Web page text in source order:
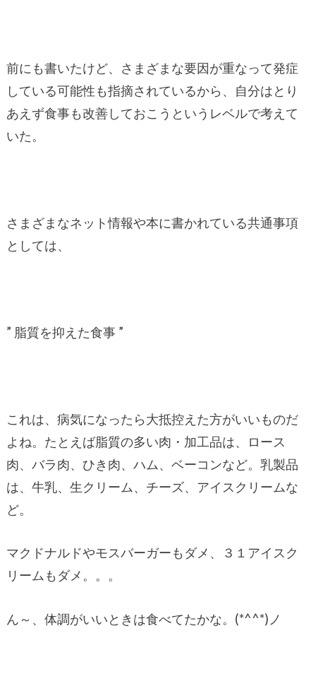
前にも書いたけど、さまざまな要因が重なって発症
している可能性も指摘されているから、自分はとり
あえず食事も改善しておこうというレベルで考えて
いた。
さまざまなネット情報や本に書かれている共通事項
としては、
” 脂質を抑えた食事 ”
これは、病気になったら大抵控えた方がいいものだ
よね。たとえば脂質の多い肉・加工品は、ロース
肉、バラ肉、ひき肉、ハム、ベーコンなど。乳製品
は、牛乳、生クリーム、チーズ、アイスクリームな
ど。
マクドナルドやモスバーガーもダメ、３１アイスク
リームもダメ。。。
ん～、体調がいいときは食べてたかな。(*^^*)ノ